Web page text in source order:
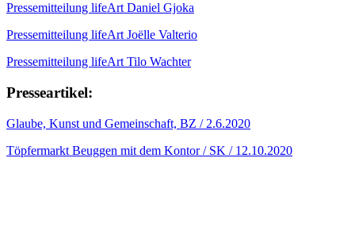
Pressemitteilung lifeArt Daniel Gjoka
Pressemitteilung lifeArt Joëlle Valterio
Pressemitteilung lifeArt Tilo Wachter
Presseartikel:
Glaube, Kunst und Gemeinschaft, BZ / 2.6.2020
Töpfermarkt Beuggen mit dem Kontor / SK / 12.10.2020